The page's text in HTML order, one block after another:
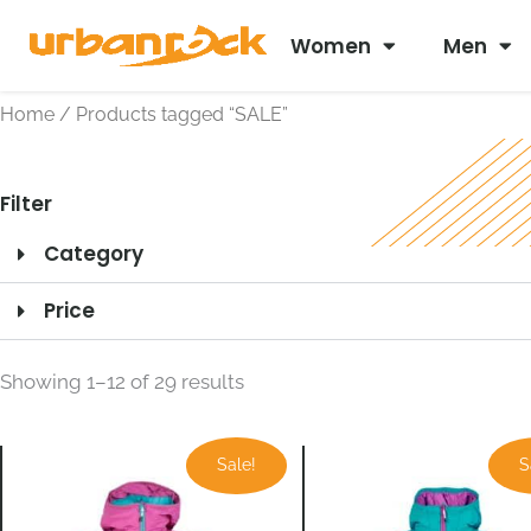
Women Men
Home / Products tagged “SALE”
Filter
Category
Price
Showing 1–12 of 29 resultsby
Sale!
Price
range:
€ 49,00
war:
€ 129,90
Preis
ist:
€